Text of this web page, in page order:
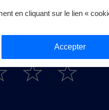
en cliquant sur le lien «
Accepter